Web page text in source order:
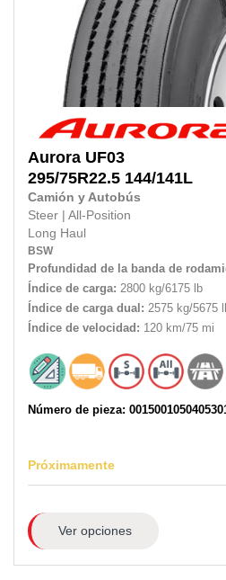
Aurora UF03
295/75R22.5 144/141L
Camión y Autobús
Steer
All-Position
Long Haul
BSW
Profundidad de la banda de
Índice de carga: 2800 kg/6175 lb
Índice de carga dual: 2575 kg/5675
Índice de velocidad: 120 km/75 mi
Número de pieza:
Próximamente
Ver opciones